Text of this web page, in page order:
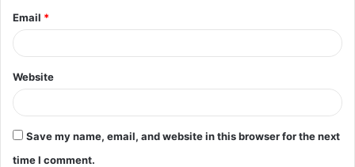
Email *
Website
Save my name, email, and website in this browser for the next
time I comment.